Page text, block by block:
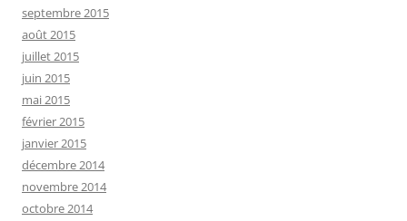
septembre 2015
août 2015
juillet 2015
juin 2015
mai 2015
février 2015
janvier 2015
décembre 2014
novembre 2014
octobre 2014